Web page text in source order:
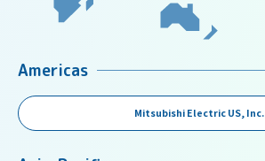
Americas
Mitsubishi Electric US, Inc.